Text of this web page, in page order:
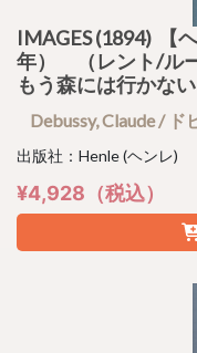
IMAGES (1894) 【
年） （レント/ル
もう森には行かない
Debussy, Claude / ド
出版社：Henle (ヘンレ)
¥4,928（税込）